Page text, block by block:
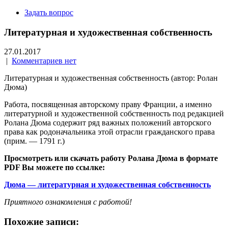
Задать вопрос
Литературная и художественная собственность
27.01.2017
| Комментариев нет
Литературная и художественная собственность (автор: Ролан
Дюма)
Работа, посвященная авторскому праву Франции, а именно
литературной и художественной собственность под редакцией
Ролана Дюма содержит ряд важных положений авторского
права как родоначальника этой отрасли гражданского права
(прим. — 1791 г.)
Просмотреть или скачать работу Ролана Дюма в формате
PDF Вы можете по ссылке:
Дюма — литературная и художественная собственность
Приятного ознакомления с работой!
Похожие записи: